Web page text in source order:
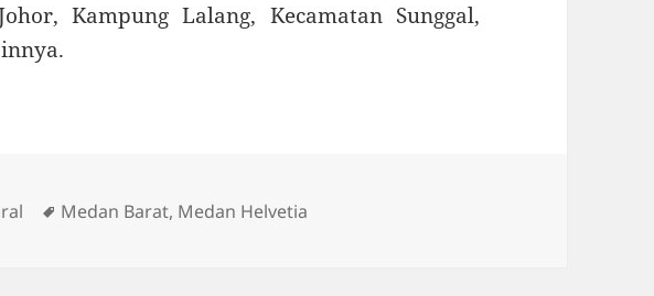
Kampung Lalang, Kecamatan Sunggal,
Tag
Medan Barat, Medan Helvetia